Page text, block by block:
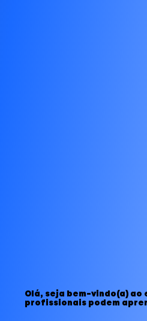
Olá, seja bem-vindo(a) ao
profissionais podem